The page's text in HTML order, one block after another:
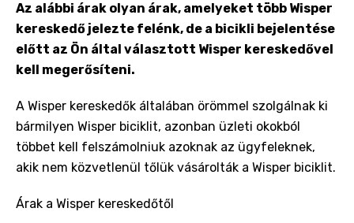
Az alábbi árak olyan árak, amelyeket több Wisper
kereskedő jelezte felénk, de a bicikli bejelentése
előtt az Ön által választott Wisper kereskedővel
kell megerősíteni.
A Wisper kereskedők általában örömmel szolgálnak ki
bármilyen Wisper biciklit, azonban üzleti okokból
többet kell felszámolniuk azoknak az ügyfeleknek,
akik nem közvetlenül tőlük vásárolták a Wisper biciklit.
Árak a Wisper kereskedőtől